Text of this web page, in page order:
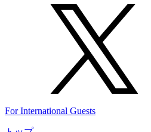
For International Guests